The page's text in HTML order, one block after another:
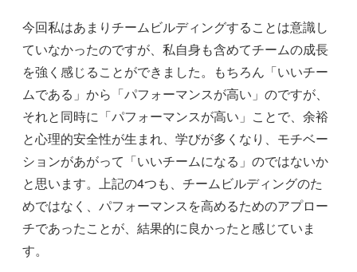
今回私はあまりチームビルディングすることは意識し
ていなかったのですが、私自身も含めてチームの成長
を強く感じることができました。もちろん「いいチー
ムである」から「パフォーマンスが高い」のですが、
それと同時に「パフォーマンスが高い」ことで、余裕
と心理的安全性が生まれ、学びが多くなり、モチベー
ションがあがって「いいチームになる」のではないか
と思います。上記の4つも、チームビルディングのた
めではなく、パフォーマンスを高めるためのアプロー
チであったことが、結果的に良かったと感じていま
す。